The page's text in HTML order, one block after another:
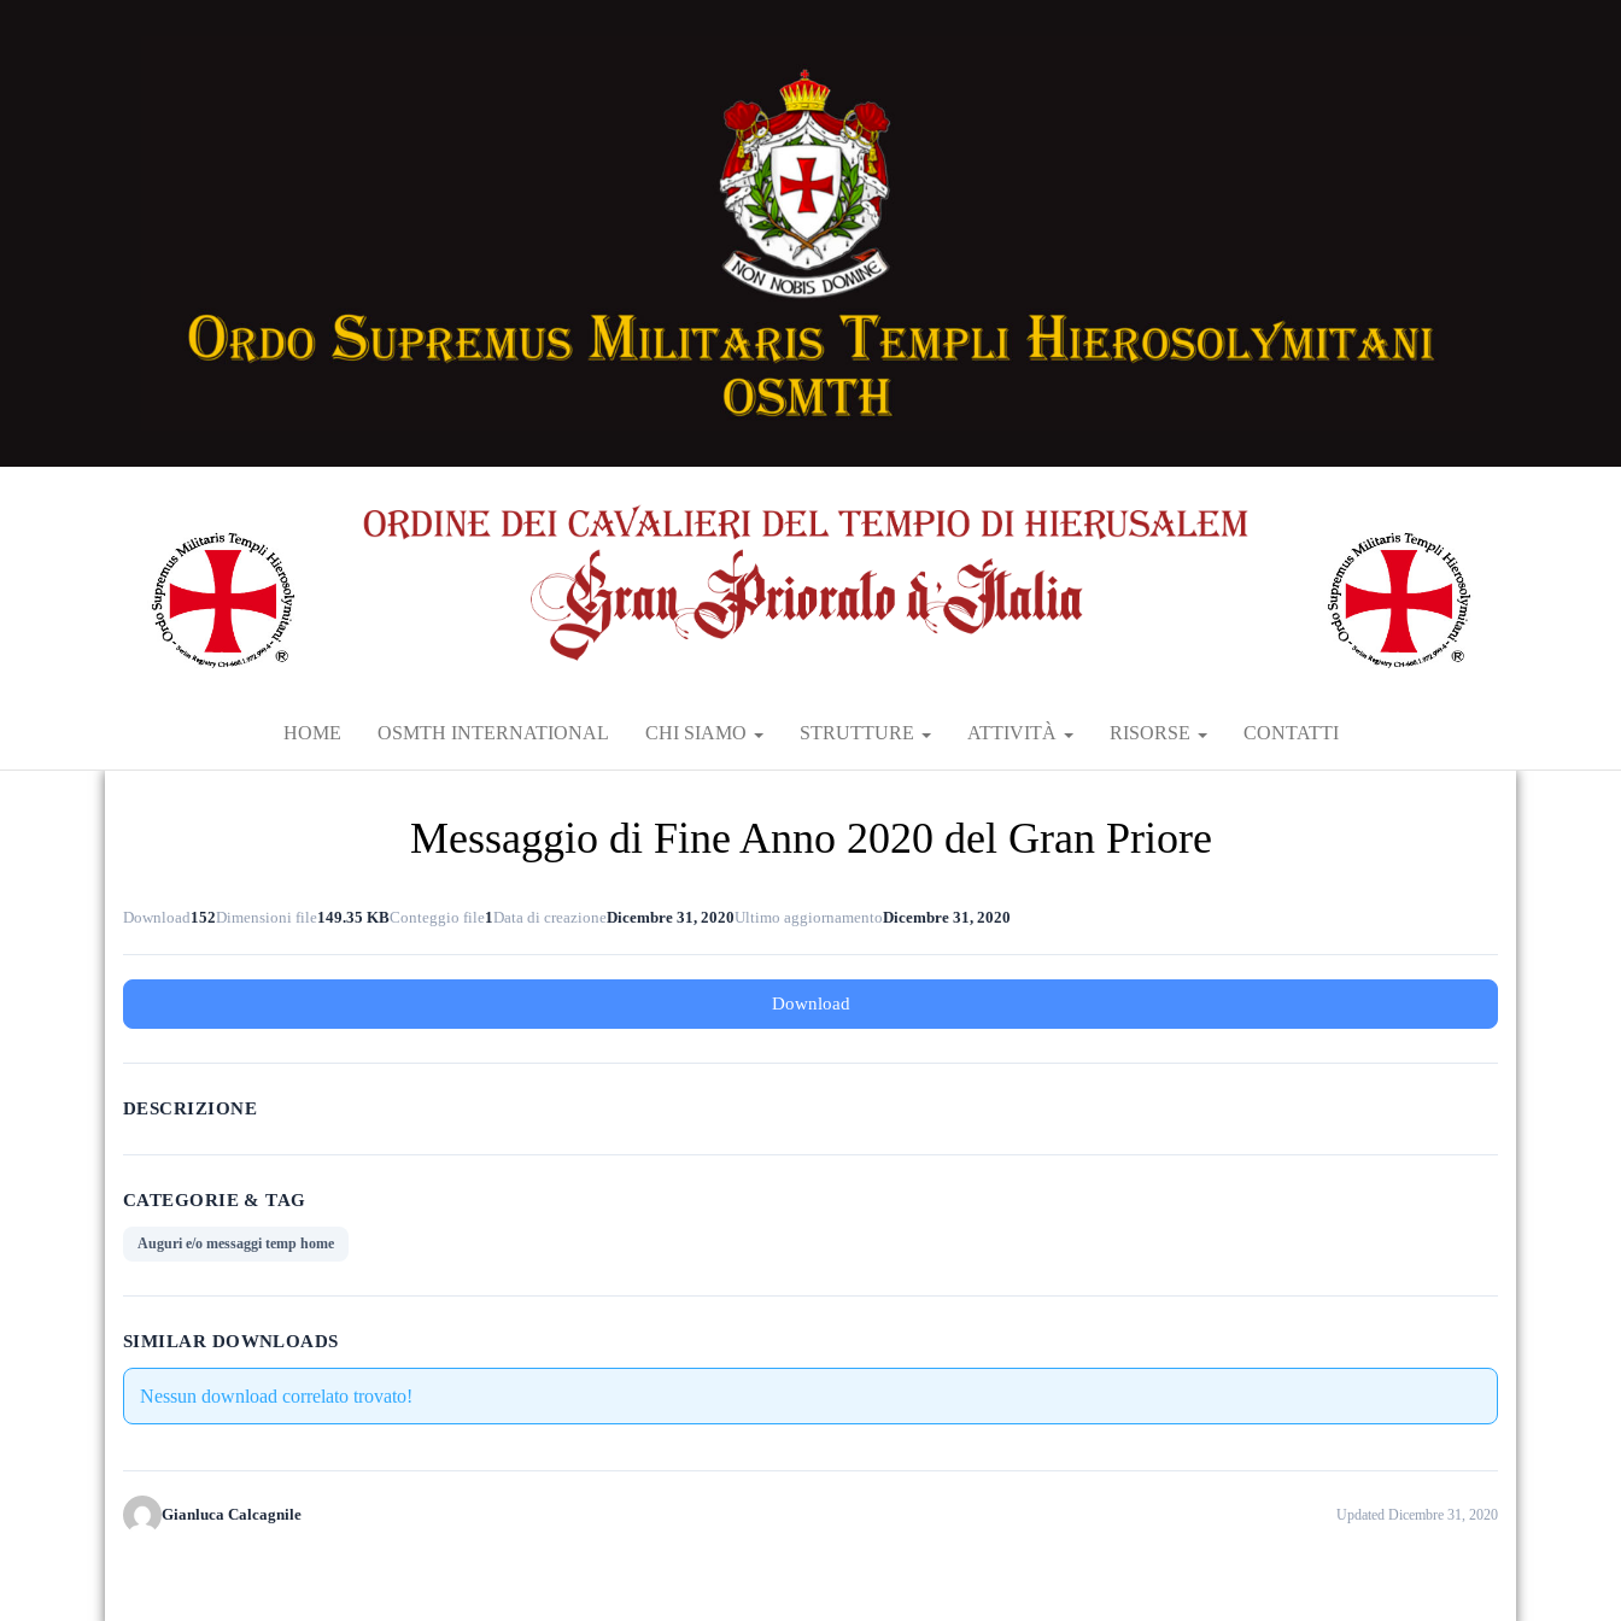
HOME OSMTH INTERNATIONAL CHI SIAMO STRUTTURE ATTIVITÀ RISORSE CONTATTI
Messaggio di Fine Anno 2020 del Gran Priore
Download152Dimensioni file149.35 KBConteggio file1Data di creazioneDicembre 31, 2020Ultimo aggiornamentoDicembre 31, 2020
Download
DESCRIZIONE
CATEGORIE & TAG
Auguri e/o messaggi temp home
SIMILAR DOWNLOADS
Nessun download correlato trovato!
Gianluca Calcagnile Updated Dicembre 31, 2020